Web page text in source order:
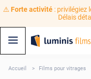
⚠️ Forte activité: privilégiez
Délais
Accueil Films pour vitrages